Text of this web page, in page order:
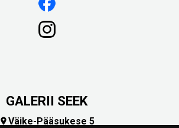
GALERII SEEK
Väike-Pääsukese 5